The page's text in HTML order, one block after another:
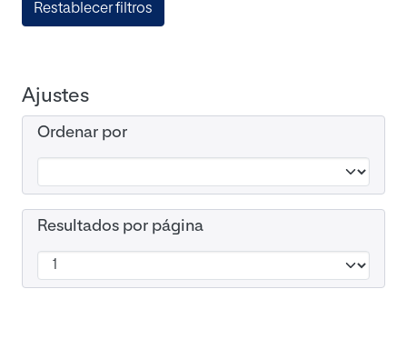
Restablecer filtros
Ajustes
Ordenar por
Resultados por página